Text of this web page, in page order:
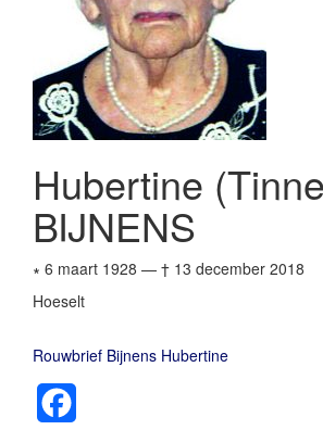
Hubertine
BIJNENS
∗ 6 maart 1928 — † 13 december 2018
Hoeselt
Rouwbrief Bijnens Hubertine